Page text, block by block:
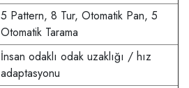
5 Pattern, 8 Tur, Otomatik Pan, 5
Otomatik Tarama
İnsan odaklı odak uzaklığı / hız
adaptasyonu